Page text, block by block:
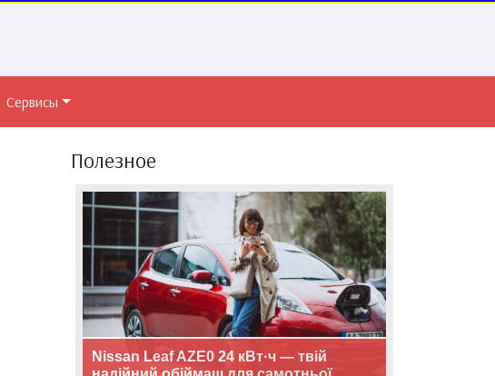
Сервисы
Полезное
Nissan Leaf AZE0 24 кВт·ч — твій